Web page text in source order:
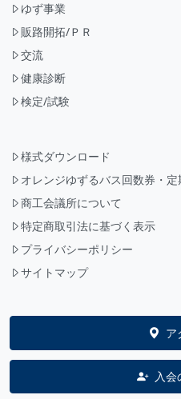
ゆず事業
販路開拓/ＰＲ
交流
健康診断
検定/試験
様式ダウンロード
オレンジゆずるバス回数券・定
商工会議所について
特定商取引法に基づく表示
プライバシーポリシー
サイトマップ
ア
入会